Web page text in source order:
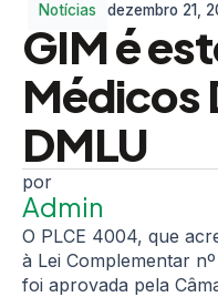
Notícias dezembro 21,
GIM é
Médicos
DMLU
Admin
O PLCE 4004, que
à Lei Complementar
foi aprovada pela